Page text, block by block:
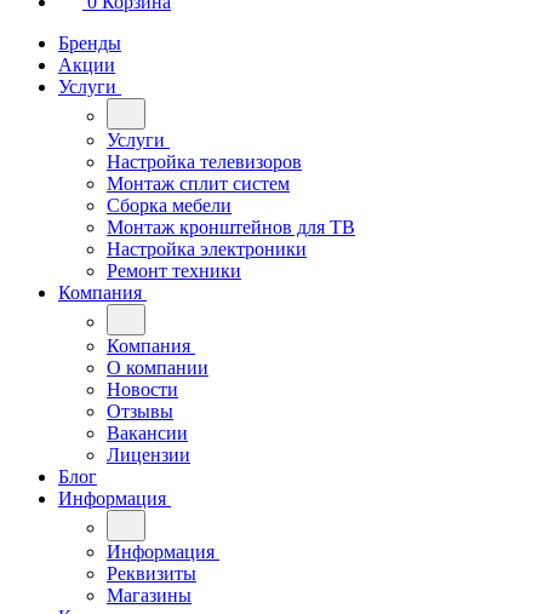
Бренды
Акции
Услуги
Услуги
Настройка телевизоров
Монтаж сплит систем
Сборка мебели
Монтаж кронштейнов для ТВ
Настройка электроники
Ремонт техники
Компания
Компания
О компании
Новости
Отзывы
Вакансии
Лицензии
Блог
Информация
Информация
Реквизиты
Магазины
Контакты